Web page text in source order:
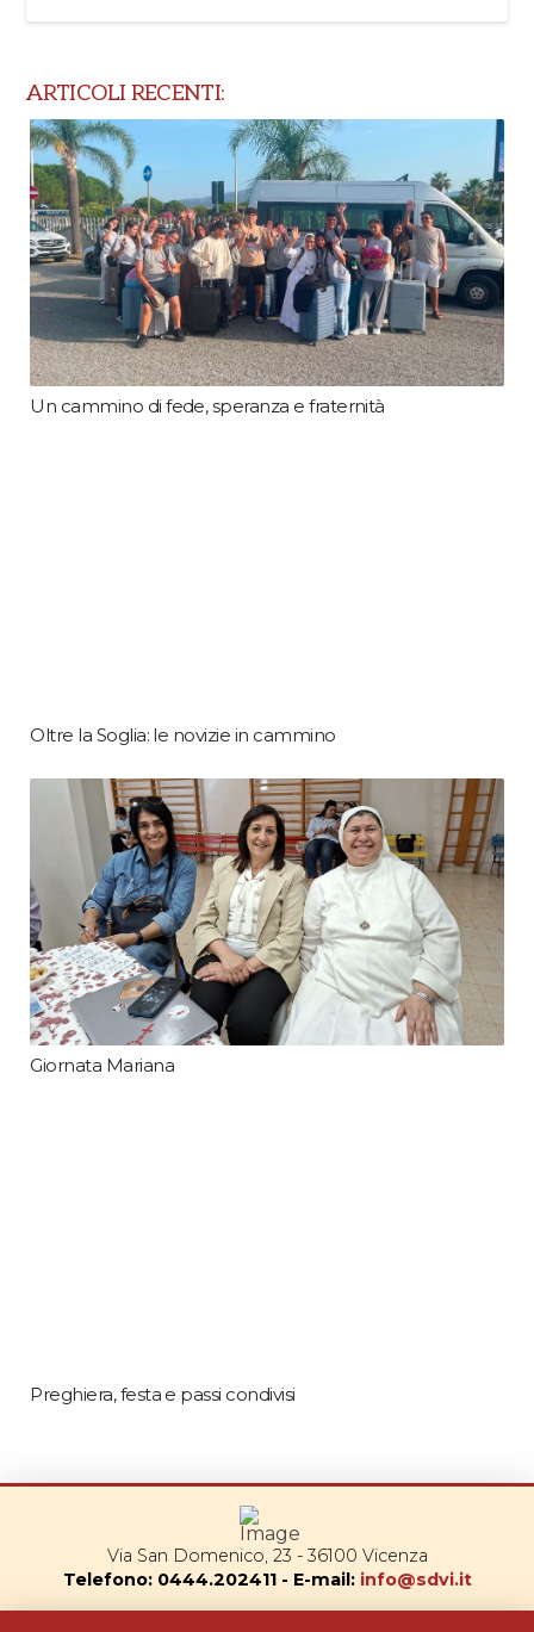
ARTICOLI RECENTI:
Un cammino di fede, speranza e fraternità
Oltre la Soglia: le novizie in cammino
Giornata Mariana
Preghiera, festa e passi condivisi
Via San Domenico, 23 - 36100 Vicenza
Telefono: 0444.202411 - E-mail: info@sdvi.it